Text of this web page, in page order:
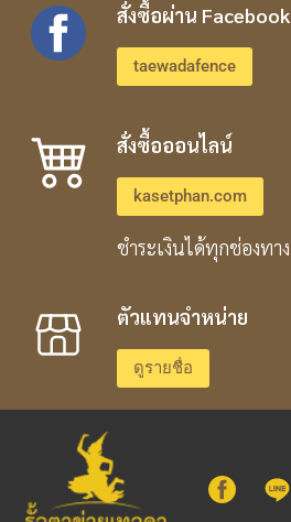
สั่งซื้อผ่าน Facebook
taewadafence
สั่งซื้อออนไลน์
kasetphan.com
ชำระเงินได้ทุกช่องทาง
ตัวแทนจำหน่าย
ดูรายชื่อ